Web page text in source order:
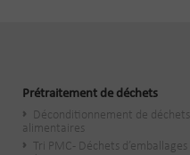
Prétraitement de déchets
Déconditionnement de déchets
alimentaires
Tri PMC - Déchets d’emballages